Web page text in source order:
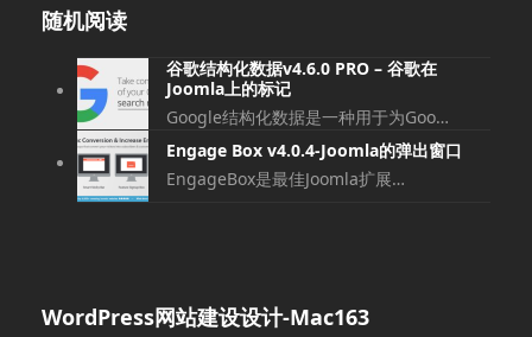
随机阅读
谷歌结构化数据v4.6.0 PRO – 谷歌在
Joomla上的标记
Google结构化数据是一种用于为Goo…
Engage Box v4.0.4-Joomla的弹出窗口
EngageBox是最佳Joomla扩展…
WordPress网站建设设计-Mac163